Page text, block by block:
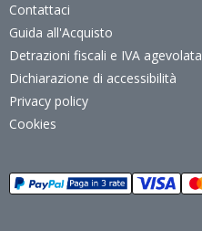
Contattaci
Guida all'Acquisto
Detrazioni fiscali e IVA agevolata
Dichiarazione di accessibilità
Privacy policy
Cookies